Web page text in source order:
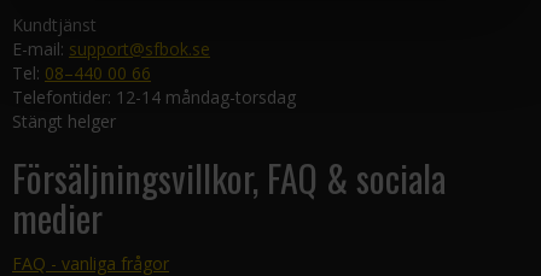
Kundtjänst
E-mail: support@sfbok.se
Tel: 08–440 00 66
Telefontider: 12-14 måndag-torsdag
Stängt helger
Försäljningsvillkor, FAQ & sociala
medier
FAQ - vanliga frågor